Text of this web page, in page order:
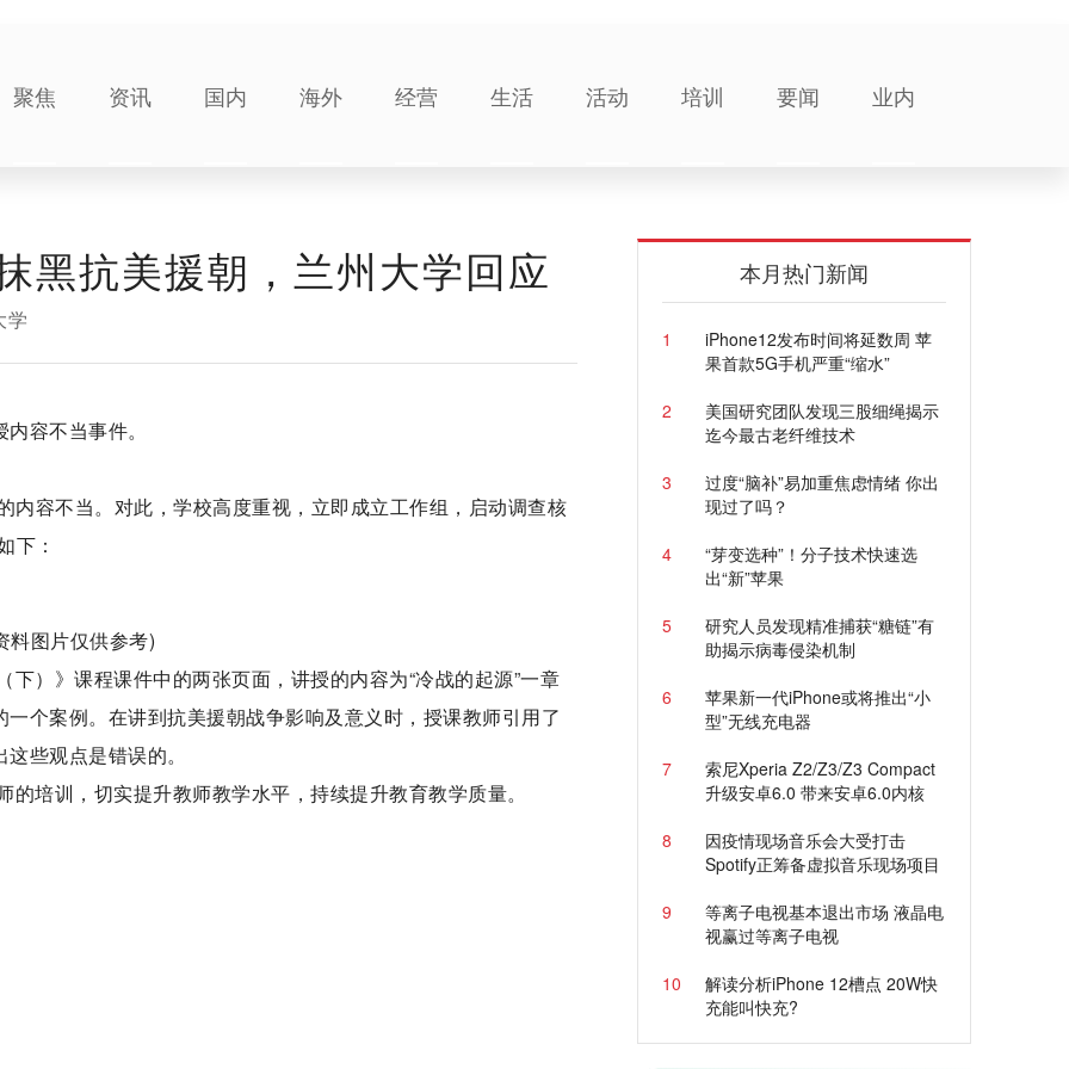
聚焦 资讯 国内 海外 经营 生活 活动 培训 要闻 业内
黑抗美援朝，兰州大学回应
学
容不当事件。
容不当。对此，学校高度重视，立即成立工作组，启动调查核
下：
料图片仅供参考)
）》课程课件中的两张页面，讲授的内容为“冷战的起源”一章
个案例。在讲到抗美援朝战争影响及意义时，授课教师引用了
些观点是错误的。
培训，切实提升教师教学水平，持续提升教育教学质量。
本月热门新闻
1
iPhone12发布时间将延数周 苹
果首款5G手机严重“缩水”
2
美国研究团队发现三股细绳揭示
迄今最古老纤维技术
3
过度“脑补”易加重焦虑情绪 你出
现过了吗？
4
“芽变选种”！分子技术快速选
出“新”苹果
5
研究人员发现精准捕获“糖链”有
助揭示病毒侵染机制
6
苹果新一代iPhone或将推出“小
型”无线充电器
7
索尼Xperia Z2/Z3/Z3 Compact
升级安卓6.0 带来安卓6.0内核
8
因疫情现场音乐会大受打击
Spotify正筹备虚拟音乐现场项目
9
等离子电视基本退出市场 液晶电
视赢过等离子电视
10
解读分析iPhone 12槽点 20W快
充能叫快充?